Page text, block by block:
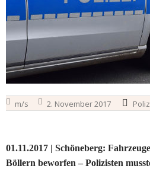
m/s 2. November 2017
01.11.2017 | Schöneberg:
Böllern beworfen – Polizisten